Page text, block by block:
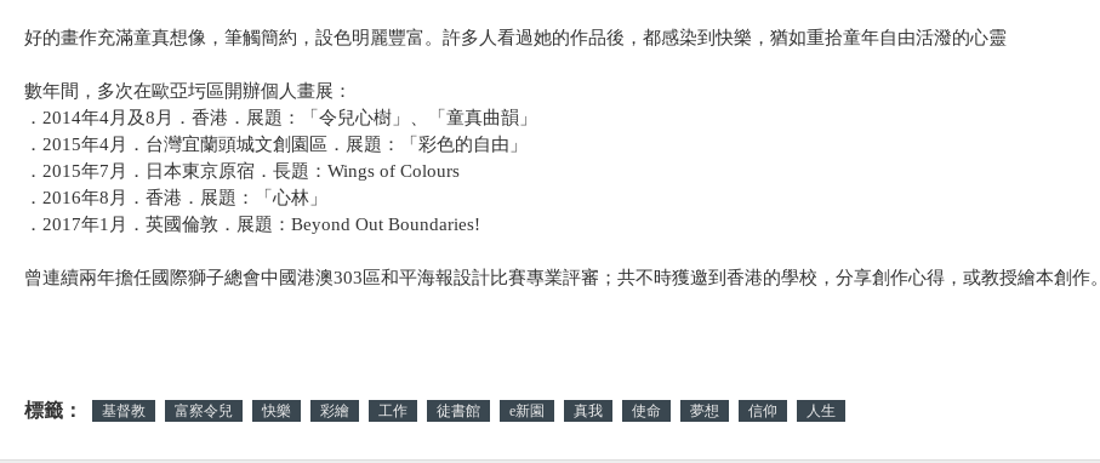
好的畫作充滿童真想像，筆觸簡約，設色明麗豐富。許多人看過她的作品後，都感染到快樂，猶如重拾童年自由活潑的心靈
數年間，多次在歐亞圬區開辦個人畫展：
．2014年4月及8月．香港．展題：「令兒心樹」、「童真曲韻」
．2015年4月．台灣宜蘭頭城文創園區．展題：「彩色的自由」
．2015年7月．日本東京原宿．長題：Wings of Colours
．2016年8月．香港．展題：「心林」
．2017年1月．英國倫敦．展題：Beyond Out Boundaries!
曾連續兩年擔任國際獅子總會中國港澳303區和平海報設計比賽專業評審；共不時獲邀到香港的學校，分享創作心得，或教授繪本創作。
標籤： 基督教 富察令兒 快樂 彩繪 工作 徒書館 e新園 真我 使命 夢想 信仰 人生